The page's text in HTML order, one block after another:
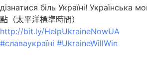
дізнатися біль Україні! Українська
點（太平洋標準時間）
http://bit.ly/HelpUkraineNowUA
#славаукраїні #UkraineWillWin